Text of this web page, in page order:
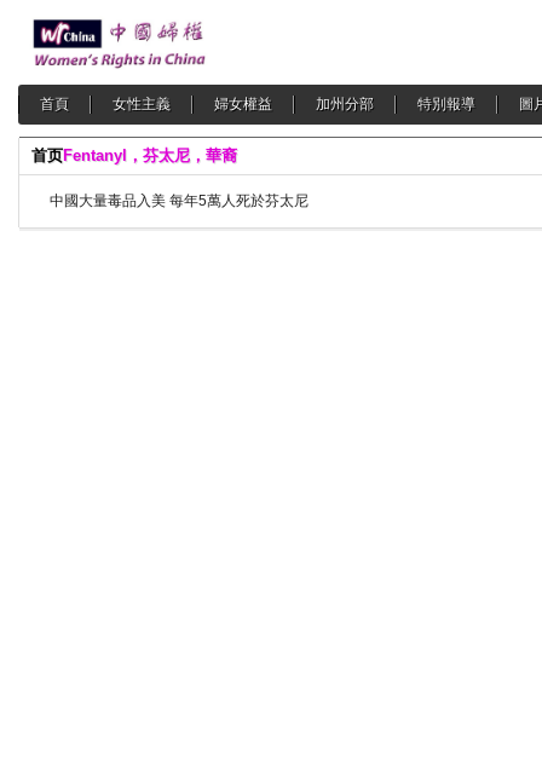
首頁 女性主義 婦女權益 加州分部 特別報導 圖
首页Fentanyl，芬太尼，華裔
中國大量毒品入美 每年5萬人死於芬太尼